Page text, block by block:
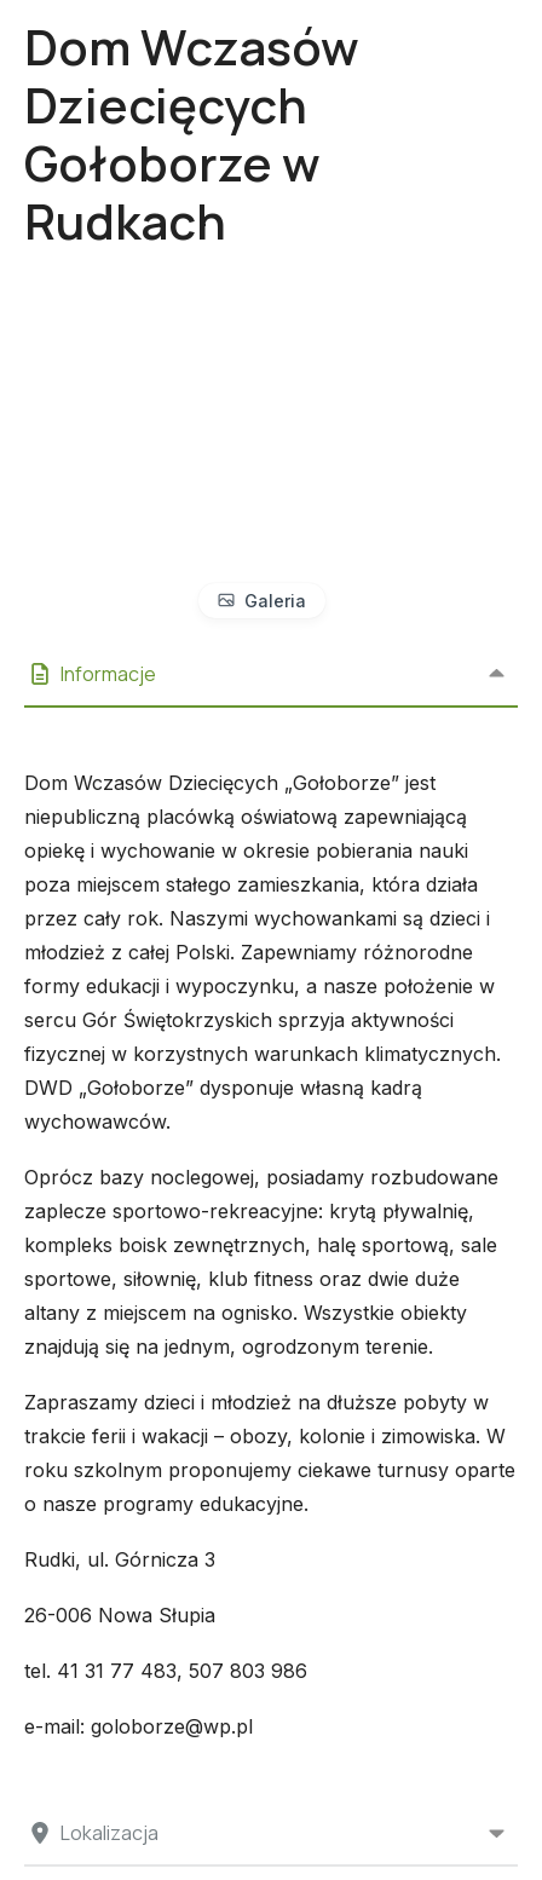
Dom Wczasów
Dziecięcych
Gołoborze w
Rudkach
Galeria
Informacje
Lokalizacja
Dom Wczasów Dziecięcych „Gołoborze” jest
niepubliczną placówką oświatową zapewniającą
opiekę i wychowanie w okresie pobierania nauki
poza miejscem stałego zamieszkania, która działa
przez cały rok. Naszymi wychowankami są dzieci i
młodzież z całej Polski. Zapewniamy różnorodne
formy edukacji i wypoczynku, a nasze położenie w
sercu Gór Świętokrzyskich sprzyja aktywności
fizycznej w korzystnych warunkach klimatycznych.
DWD „Gołoborze” dysponuje własną kadrą
wychowawców.
Oprócz bazy noclegowej, posiadamy rozbudowane
zaplecze sportowo-rekreacyjne: krytą pływalnię,
kompleks boisk zewnętrznych, halę sportową, sale
sportowe, siłownię, klub fitness oraz dwie duże
altany z miejscem na ognisko. Wszystkie obiekty
znajdują się na jednym, ogrodzonym terenie.
Zapraszamy dzieci i młodzież na dłuższe pobyty w
trakcie ferii i wakacji – obozy, kolonie i zimowiska. W
roku szkolnym proponujemy ciekawe turnusy oparte
o nasze programy edukacyjne.
Rudki, ul. Górnicza 3
26-006 Nowa Słupia
tel. 41 31 77 483, 507 803 986
e-mail: goloborze@wp.pl